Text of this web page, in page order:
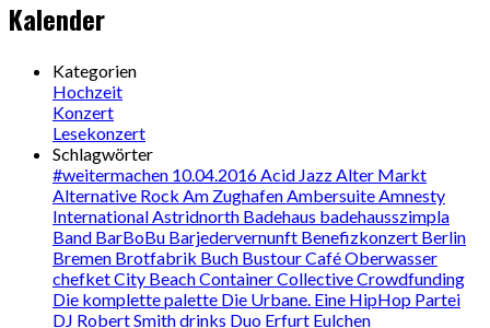
Kalender
Kategorien
Hochzeit
Konzert
Lesekonzert
Schlagwörter
#weitermachen 10.04.2016Acid JazzAlter Markt
Alternative Rock Am ZughafenAmbersuiteAmnesty
InternationalAstridnorth Badehaus badehausszimpla
Band BarBoBu Barjedervernunft Benefizkonzert Berlin
Bremen Brotfabrik Buch BustourCafé Oberwasser
chefketCity BeachContainer CollectiveCrowdfunding
Die komplette palette Die Urbane. Eine HipHop Partei
DJ Robert Smithdrinks Duo Erfurt Eulchen